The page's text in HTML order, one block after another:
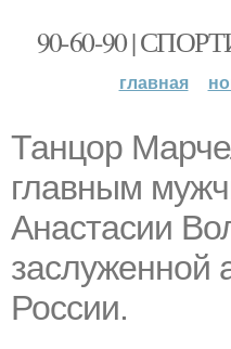
90-60-90 |
главная
Танцор
главным
Анастасии
заслуженной
России.